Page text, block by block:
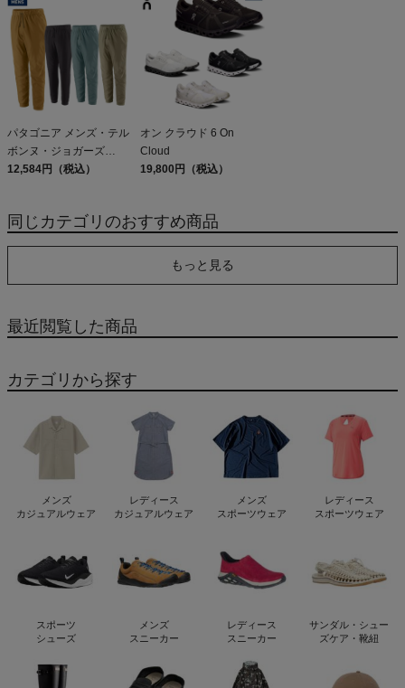
Capilene Cool Daily
Shirt
パタゴニア メンズ・テル
ボンヌ・ジョガーズ
PATAGONIA MS
12,584円（税込）
オン クラウド 6 On
Cloud
19,800円（税込）
同じカテゴリのおすすめ商品
もっと見る
最近閲覧した商品
カテゴリから探す
メンズ
カジュアルウェア
レディース
カジュアルウェア
メンズ
スポーツウェア
レディース
スポーツウェア
スポーツ
シューズ
メンズ
スニーカー
レディース
スニーカー
サンダル・シュー
ズケア・靴紐